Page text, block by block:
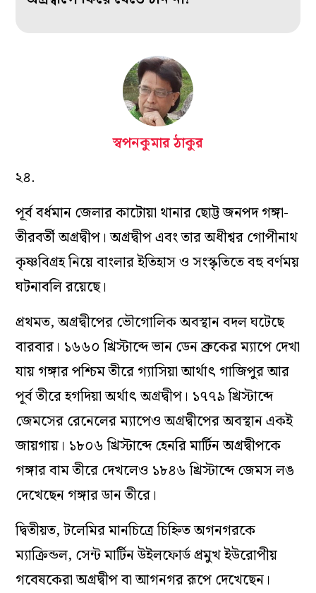
স্বপনকুমার ঠাকুর
২৪.
পূর্ব বর্ধমান জেলার কাটোয়া থানার ছোট্ট জনপদ গঙ্গা-
তীরবর্তী অগ্রদ্বীপ। অগ্রদ্বীপ এবং তার অধীশ্বর গোপীনাথ
কৃষ্ণবিগ্রহ নিয়ে বাংলার ইতিহাস ও সংস্কৃতিতে বহু বর্ণময়
ঘটনাবলি রয়েছে।
প্রথমত, অগ্রদ্বীপের ভৌগোলিক অবস্থান বদল ঘটেছে
বারবার। ১৬৬০ খ্রিস্টাব্দে ভান ডেন ব্রুকের ম্যাপে দেখা
যায় গঙ্গার পশ্চিম তীরে গ্যাসিয়া আর্থাৎ গাজিপুর আর
পূর্ব তীরে হগদিয়া অর্থাৎ অগ্রদ্বীপ। ১৭৭৯ খ্রিস্টাব্দে
জেমসের রেনেলের ম্যাপেও অগ্রদ্বীপের অবস্থান একই
জায়গায়। ১৮০৬ খ্রিস্টাব্দে হেনরি মার্টিন অগ্রদ্বীপকে
গঙ্গার বাম তীরে দেখলেও ১৮৪৬ খ্রিস্টাব্দে জেমস লঙ
দেখেছেন গঙ্গার ডান তীরে।
দ্বিতীয়ত, টলেমির মানচিত্রে চিহ্নিত অগনগরকে
ম্যাক্রিন্ডল, সেন্ট মার্টিন উইলফোর্ড প্রমুখ ইউরোপীয়
গবেষকেরা অগ্রদ্বীপ বা আগনগর রূপে দেখেছেন।